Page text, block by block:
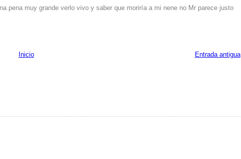
pena muy grande verlo vivo y saber que moriría a mi nene no Mr parece justo
Entrada antigua
Inicio